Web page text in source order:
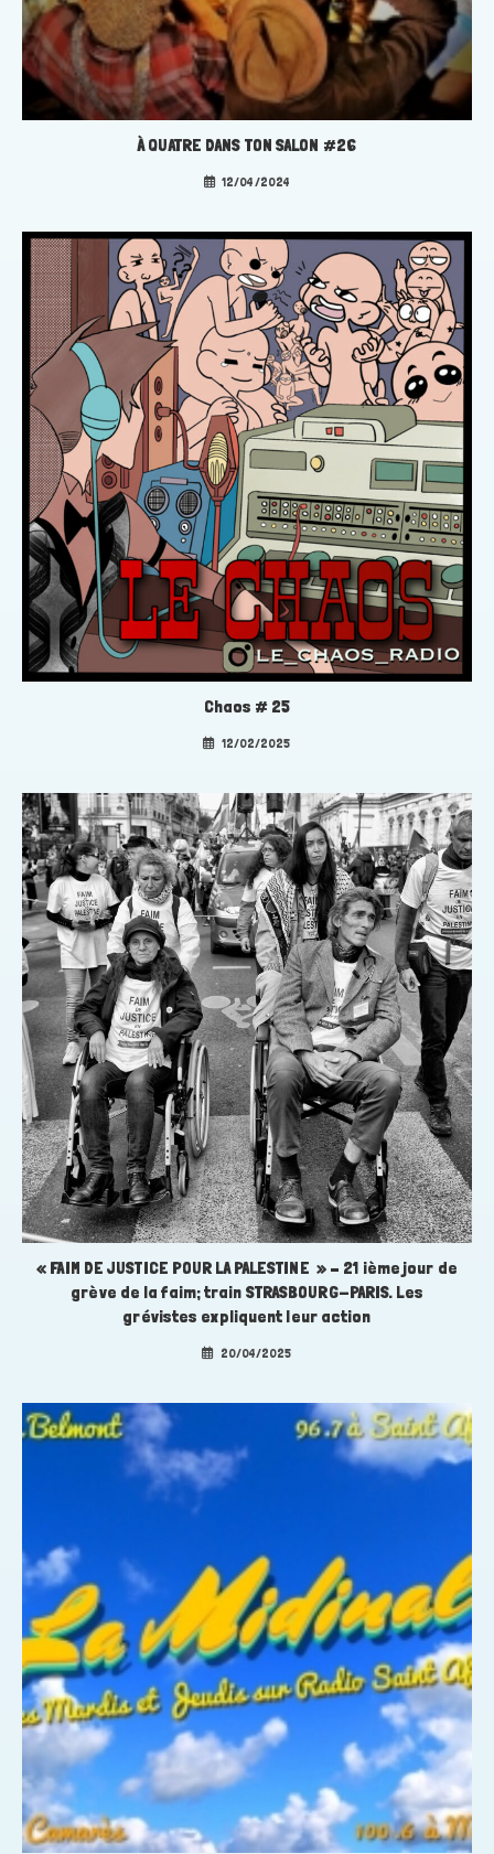
À QUATRE DANS TON SALON #26
12/04/2024
Chaos # 25
12/02/2025
« FAIM DE JUSTICE POUR LA PALESTINE » – 21 ième jour de
grève de la faim; train STRASBOURG-PARIS. Les
grévistes expliquent leur action
20/04/2025